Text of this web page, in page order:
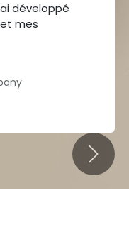
développé
mes